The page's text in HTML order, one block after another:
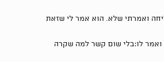
ואמרתי שלא. הוא אמר לי שזאת
לו:בלי שום קשר למה שקרה